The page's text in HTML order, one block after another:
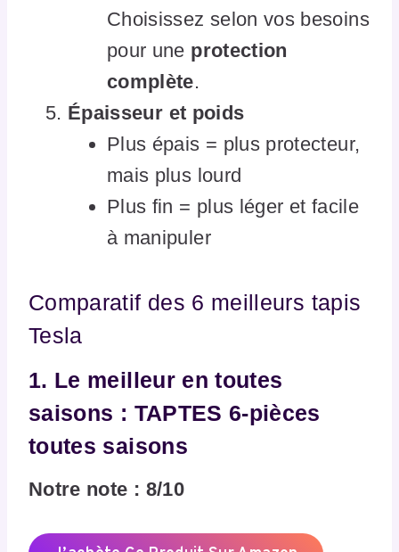
Choisissez selon vos besoins
pour une protection
complète.
Épaisseur et poids
Plus épais = plus protecteur,
mais plus lourd
Plus fin = plus léger et facile
à manipuler
Comparatif des 6 meilleurs tapis
Tesla
1. Le meilleur en toutes
saisons : TAPTES 6‑pièces
toutes saisons
Notre note : 8/10